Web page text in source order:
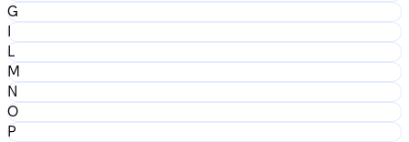
G
I
L
M
N
O
P